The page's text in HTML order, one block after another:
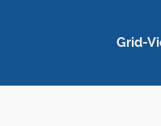
Grid-